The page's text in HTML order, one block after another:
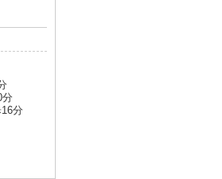
分